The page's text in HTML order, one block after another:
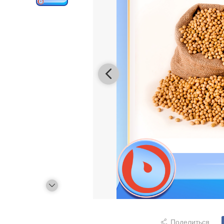
Поделиться